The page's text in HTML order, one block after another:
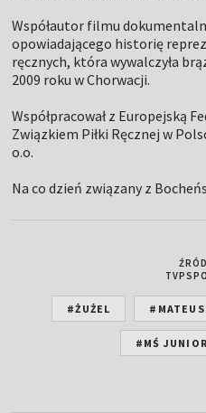
Współautor filmu
opowiadającego historię
ręcznych, która wywalczyła
2009 roku w Chorwacji.
Współpracował z Europejską
Związkiem Piłki Ręcznej w
o.o.
Na co dzień związany z
#ŻUŻEL
#MŚ